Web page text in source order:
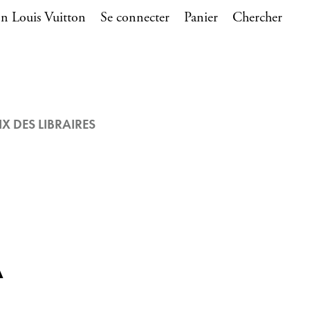
Louis Vuitton Se connecter Panier Chercher
DES LIBRAIRES